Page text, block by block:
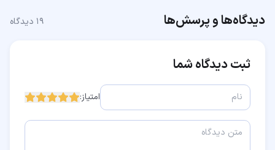
دیدگاه‌ها و پرسش‌ها ۱۹ دیدگاه
ثبت دیدگاه شما
امتیاز: